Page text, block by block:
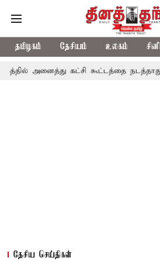
தமிழகம் தேசியம் உலகம்
கட்சி கூட்டத்தை நடத்தாது ஏன்?
தேசிய செய்திகள்